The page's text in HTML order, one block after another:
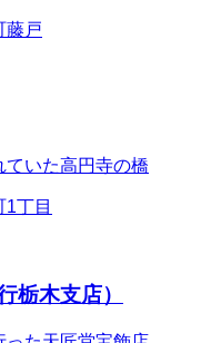
藤戸
いた高円寺の橋
丁目
栃木支店）